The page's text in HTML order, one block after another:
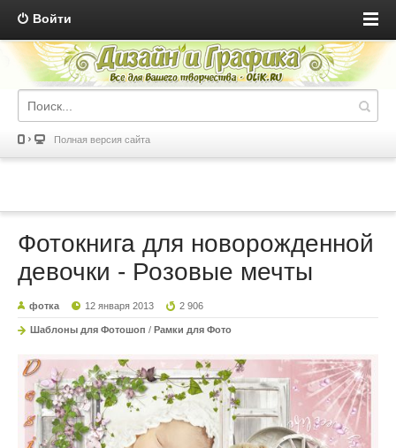
Войти
Полная версия сайта
Фотокнига для новорожденной
девочки - Розовые мечты
фотка 12 января 2013 2 906
Шаблоны для Фотошоп / Рамки для Фото